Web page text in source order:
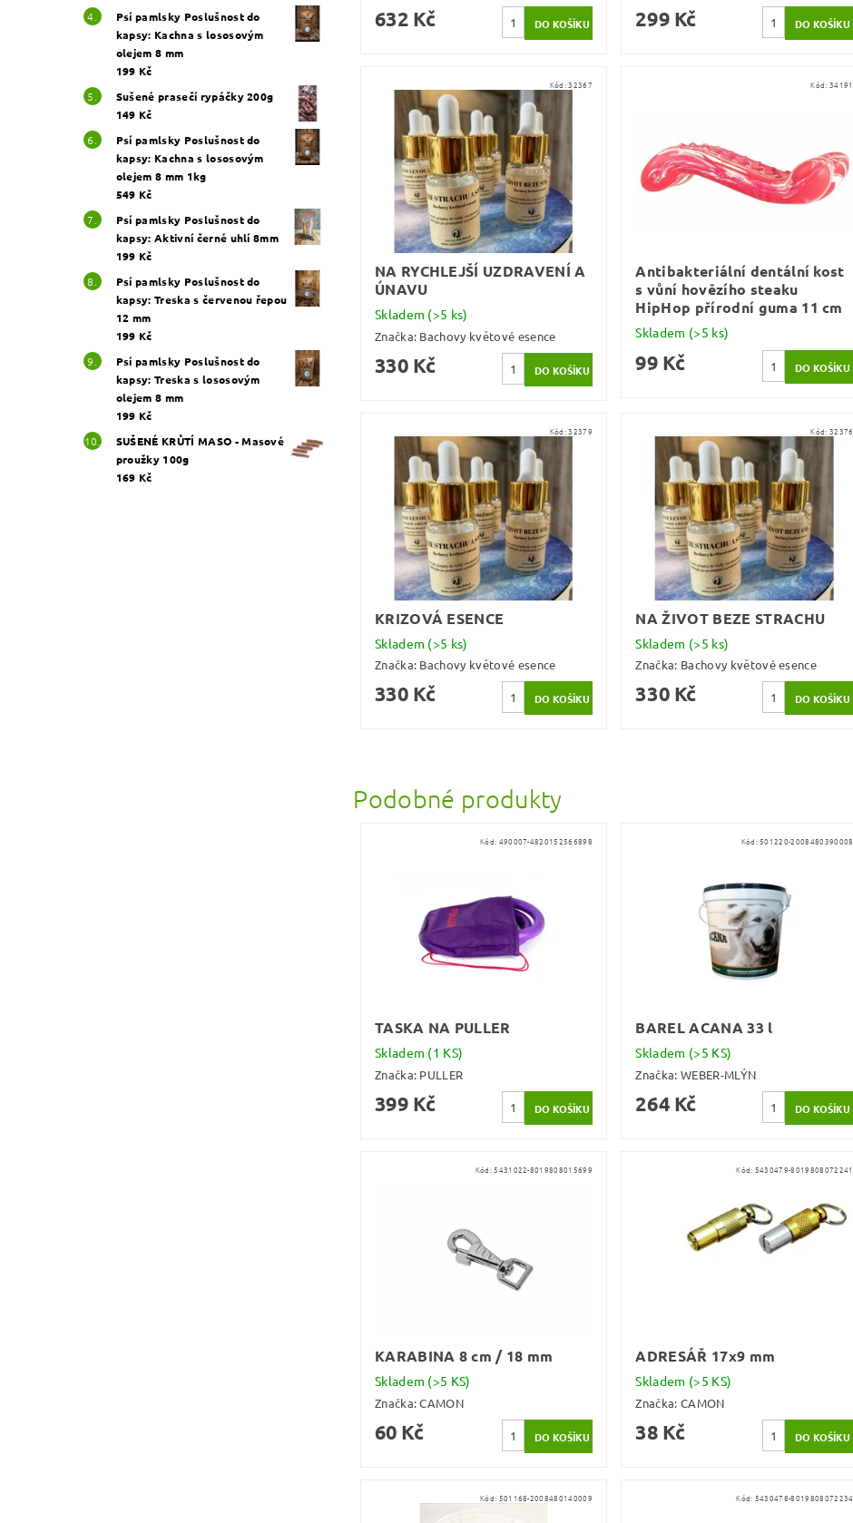
Psí pamlsky Poslušnost do
kapsy: Kachna s lososovým
olejem 8 mm
199 Kč
Sušené prasečí rypáčky 200g
149 Kč
Psí pamlsky Poslušnost do
kapsy: Kachna s lososovým
olejem 8 mm 1kg
549 Kč
Psí pamlsky Poslušnost do
kapsy: Aktivní černé uhlí 8mm
199 Kč
Psí pamlsky Poslušnost do
kapsy: Treska s červenou řepou
12 mm
199 Kč
Psí pamlsky Poslušnost do
kapsy: Treska s lososovým
olejem 8 mm
199 Kč
SUŠENÉ KRŮTÍ MASO - Masové
proužky 100g
169 Kč
632 Kč 299 Kč
Kód:32367
NA RYCHLEJŠÍ UZDRAVENÍ A
ÚNAVU
Skladem (>5 ks)
Značka: Bachovy květové esence
330 Kč
Kód: 34191
Antibakteriální dentální kost
s vůní hovězího steaku
HipHop přírodní guma 11 cm
Skladem (>5 ks)
99 Kč
Kód:32379
KRIZOVÁ ESENCE
Skladem (>5 ks)
Značka: Bachovy květové esence
330 Kč
Kód: 32376
NA ŽIVOT BEZE STRACHU
Skladem (>5 ks)
Značka: Bachovy květové esence
330 Kč
Podobné produkty
Kód: 490007-4820152566898
TASKA NA PULLER
Skladem (1 KS)
Značka: PULLER
399 Kč
Kód:501220-2008480390008
BAREL ACANA 33 l
Skladem (>5 KS)
Značka:WEBER-MLÝN
264 Kč
Kód:5431022-8019808015699
KARABINA 8 cm / 18 mm
Skladem (>5 KS)
Značka:CAMON
60 Kč
Kód: 5430479-8019808072241
ADRESÁŘ 17x9 mm
Skladem (>5 KS)
Značka:CAMON
38 Kč
Kód: 501168-2008480140009 Kód: 5430478-8019808072234